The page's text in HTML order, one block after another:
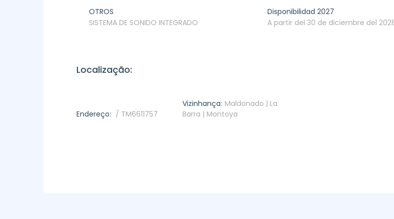
OTROS
SISTEMA DE SONIDO INTEGRADO
Disponibilidad 2027
A partir del 30 de diciembre del
Localização:
Endereço: / TM6611757
Vizinhança: Maldonado | La
Barra | Montoya